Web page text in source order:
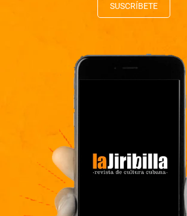
SUSCRÍBETE